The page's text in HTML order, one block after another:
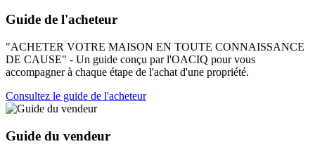
Guide de l'acheteur
"ACHETER VOTRE MAISON EN TOUTE CONNAISSANCE
DE CAUSE" - Un guide conçu par l'OACIQ pour vous
accompagner à chaque étape de l'achat d'une propriété.
Consultez le guide de l'acheteur
Guide du vendeur